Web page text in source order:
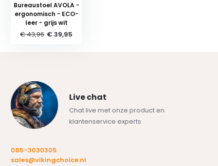
Bureaustoel AVOLA -
ergonomisch - ECO-
leer - grijs wit
€ 43,96 € 39,95
Live chat
Chat live met onze product en
klantenservice experts
085-3030305
sales@vikingchoice.nl